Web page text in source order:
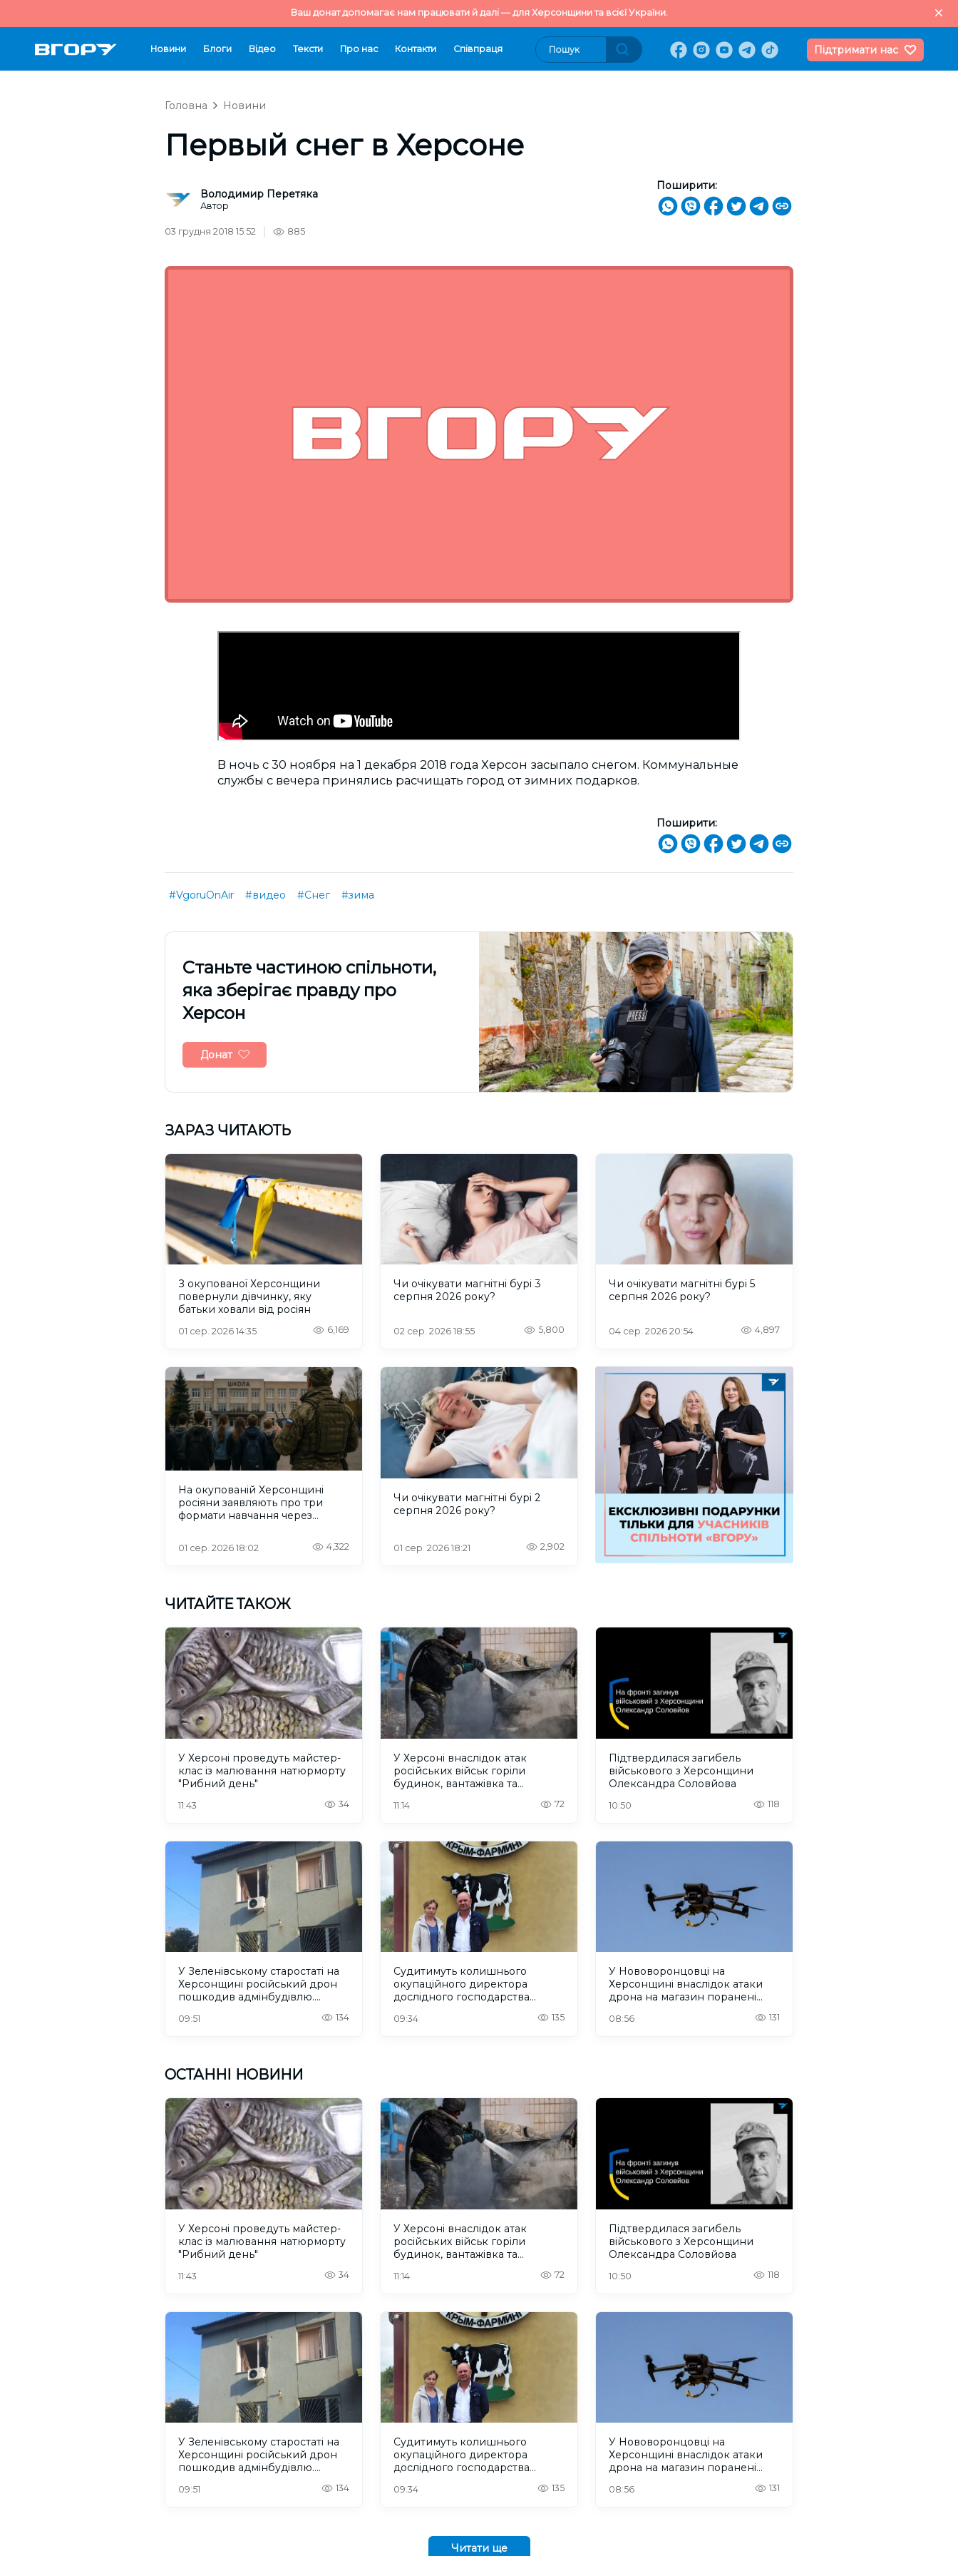
Ваш донат допомагає нам працювати й далі — для Херсонщини та всієї України.
Новини Блоги Відео Тексти Про нас Контакти Cпівпраця Підтримати нас
Головна Новини
Первый снег в Херсоне
Володимир Перетяка
Автор
Поширити:
03 грудня 2018 15:52 885
В ночь с 30 ноября на 1 декабря 2018 года Херсон засыпало снегом. Коммунальные
службы с вечера принялись расчищать город от зимних подарков.
Поширити:
#VgoruOnAir #видео #Снег #зима
Cтаньте частиною спільноти,
яка зберігає правду про
Херсон
Донат
ЗАРАЗ ЧИТАЮТЬ
З окупованої Херсонщини
повернули дівчинку, яку
батьки ховали від росіян
01 сер. 2026 14:35 6,169
Чи очікувати магнітні бурі 3
серпня 2026 року?
02 сер. 2026 18:55 5,800
Чи очікувати магнітні бурі 5
серпня 2026 року?
04 сер. 2026 20:54 4,897
На окупованій Херсонщині
росіяни заявляють про три
формати навчання через
01 сер. 2026 18:02 4,322
Чи очікувати магнітні бурі 2
серпня 2026 року?
01 сер. 2026 18:21 2,902
ЧИТАЙТЕ ТАКОЖ
У Херсоні проведуть майстер-
клас із малювання натюрморту
"Рибний день"
11:43 34
У Херсоні внаслідок атак
російських військ горіли
будинок, вантажівка та
11:14 72
Підтвердилася загибель
військового з Херсонщини
Олександра Соловйова
10:50 118
У Зеленівському старостаті на
Херсонщині російський дрон
пошкодив адмінбудівлю.
09:51 134
Судитимуть колишнього
окупаційного директора
дослідного господарства
09:34 135
У Нововоронцовці на
Херсонщині внаслідок атаки
дрона на магазин поранені
08:56 131
ОСТАННІ НОВИНИ
У Херсоні проведуть майстер-
клас із малювання натюрморту
"Рибний день"
11:43 34
У Херсоні внаслідок атак
російських військ горіли
будинок, вантажівка та
11:14 72
Підтвердилася загибель
військового з Херсонщини
Олександра Соловйова
10:50 118
У Зеленівському старостаті на
Херсонщині російський дрон
пошкодив адмінбудівлю.
09:51 134
Судитимуть колишнього
окупаційного директора
дослідного господарства
09:34 135
У Нововоронцовці на
Херсонщині внаслідок атаки
дрона на магазин поранені
08:56 131
Читати ще